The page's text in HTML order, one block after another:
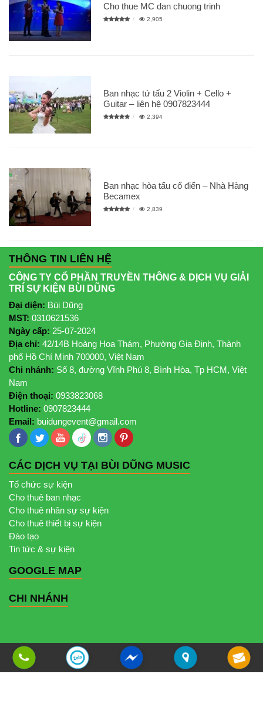
Cho thue MC dan chuong trinh
2,905
Ban nhạc tứ tấu 2 Violin + Cello +
Guitar – liên hệ 0907823444
2,394
Ban nhạc hòa tấu cổ điển – Nhà Hàng
Becamex
2,839
THÔNG TIN LIÊN HỆ
CÔNG TY CỔ PHẦN TRUYỀN THÔNG & DỊCH VỤ GIẢI
TRÍ SỰ KIỆN BÙI DŨNG
Đại diện: Bùi Dũng
MST: 0310621536
Ngày cấp: 25-07-2024
Địa chỉ: 42/14B Hoàng Hoa Thám, Phường Gia Định, Thành
phố Hồ Chí Minh 700000, Việt Nam
Chi nhánh: Số 8, đường Vĩnh Phú 8, Bình Hòa, Tp HCM, Việt
Nam
Điện thoại: 0933823068
Hotline: 0907823444
Email: buidungevent@gmail.com
CÁC DỊCH VỤ TẠI BÙI DŨNG MUSIC
Tổ chức sự kiện
Cho thuê ban nhạc
Cho thuê nhân sự sự kiện
Cho thuê thiết bị sự kiện
Đào tạo
Tin tức & sự kiện
GOOGLE MAP
CHI NHÁNH